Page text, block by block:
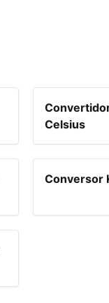
Celsius
Conversor